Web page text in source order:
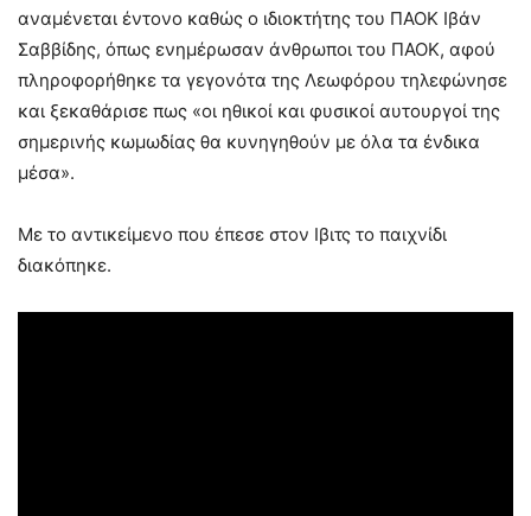
αναμένεται έντονο καθώς ο ιδιοκτήτης του ΠΑΟΚ Ιβάν
Σαββίδης, όπως ενημέρωσαν άνθρωποι του ΠΑΟΚ, αφού
πληροφορήθηκε τα γεγονότα της Λεωφόρου τηλεφώνησε
και ξεκαθάρισε πως «οι ηθικοί και φυσικοί αυτουργοί της
σημερινής κωμωδίας θα κυνηγηθούν με όλα τα ένδικα
μέσα».
Με το αντικείμενο που έπεσε στον Ιβιτς το παιχνίδι
διακόπηκε.